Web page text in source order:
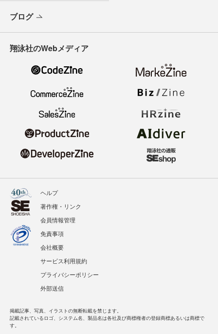
ブログ
翔泳社のWebメディア
ヘルプ
著作権・リンク
会員情報管理
免責事項
会社概要
サービス利用規約
プライバシーポリシー
外部送信
掲載記事、写真、イラストの無断転載を禁じます。
記載されているロゴ、システム名、製品名は各社及び商標権者の登録商標あるいは商標で
す。